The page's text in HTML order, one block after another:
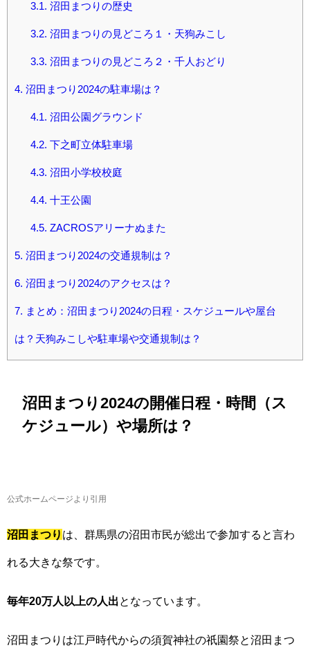
3.1. 沼田まつりの歴史
3.2. 沼田まつりの見どころ１・天狗みこし
3.3. 沼田まつりの見どころ２・千人おどり
4. 沼田まつり2024の駐車場は？
4.1. 沼田公園グラウンド
4.2. 下之町立体駐車場
4.3. 沼田小学校校庭
4.4. 十王公園
4.5. ZACROSアリーナぬまた
5. 沼田まつり2024の交通規制は？
6. 沼田まつり2024のアクセスは？
7. まとめ：沼田まつり2024の日程・スケジュールや屋台
は？天狗みこしや駐車場や交通規制は？
沼田まつり2024の開催日程・時間（ス
ケジュール）や場所は？
公式ホームページより引用
沼田まつり は、群馬県の沼田市民が総出で参加すると言わ
れる大きな祭です。
毎年20万人以上の人出 となっています。
沼田まつりは江戸時代からの須賀神社の祇園祭と沼田まつ